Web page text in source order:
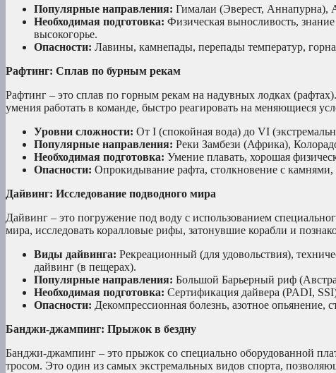
Популярные направления: Гималаи (Эверест,
Необходимая подготовка: Физическая выносливость,
высокогорье.
Опасности: Лавины, камнепады, перепады температур,
Рафтинг: Сплав по бурным рекам
Рафтинг – это сплав по горным рекам на надувных лодках
умения работать в команде, быстро реагировать на меняющиеся
Уровни сложности: От I (спокойная вода) до VI
Популярные направления: Реки Замбези (Африка),
Необходимая подготовка: Умение плавать, хорошая
Опасности: Опрокидывание рафта, столкновение с камнями,
Дайвинг: Исследование подводного мира
Дайвинг – это погружение под воду с использованием
мира, исследовать коралловые рифы, затонувшие корабли и
Виды дайвинга: Рекреационный (для удовольствия),
дайвинг (в пещерах).
Популярные направления: Большой Барьерный риф
Необходимая подготовка: Сертификация дайвера (PADI,
Опасности: Декомпрессионная болезнь, азотное опьянение,
Банджи-джампинг: Прыжок в бездну
Банджи-джампинг – это прыжок со специально оборудованной
тросом. Это один из самых экстремальных видов спорта,